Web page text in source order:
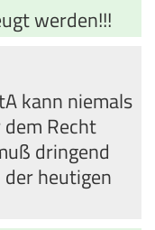
werden!!!
kann niemals
Recht
dringend
heutigen